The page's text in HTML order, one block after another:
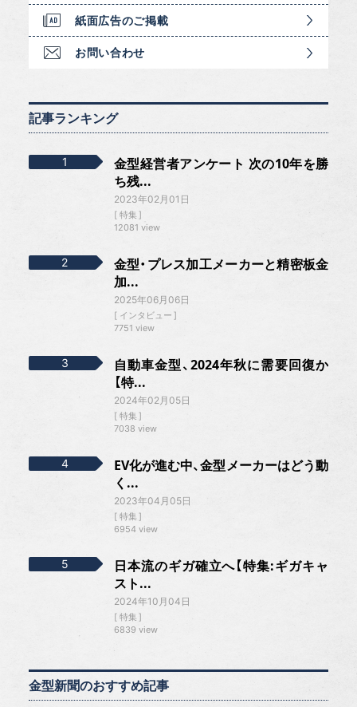
紙面広告のご掲載
お問い合わせ
記事ランキング
金型経営者アンケート 次の10年を勝
ち残...
2023年02月01日
特集
12081 view
金型・プレス加工メーカーと精密板金
加...
2025年06月06日
インタビュー
7751 view
自動車金型、2024年秋に需要回復か
【特...
2024年02月05日
特集
7038 view
EV化が進む中、金型メーカーはどう動
く...
2023年04月05日
特集
6954 view
日本流のギガ確立へ【特集:ギガキャ
スト...
2024年10月04日
特集
6839 view
金型新聞のおすすめ記事